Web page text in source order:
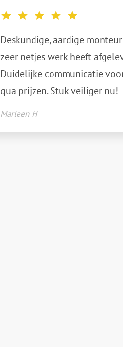
Deskundige, aardige
zeer netjes werk heeft
Duidelijke communicatie
qua prijzen. Stuk veiliger nu!
Marleen H